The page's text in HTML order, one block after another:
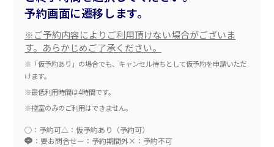
予約画面に遷移します。
※ご予約内容によりご利用頂けない場合がございま
す。あらかじめご了承ください。
※「仮予約あり」の場合でも、キャンセル待ちとして仮予約を申請いただ
けます。
※最低利用時間は4時間です。
※控室のみのご利用はできません。
○：予約可△：仮予約あり（予約可）
：要お問合せー：予約期間外×：予約不可
ベルサール三田ガーデン
ベルサール有明コンファレンスセンター
ベルサール羽田空港
日時
日付／開始・終了時間から選ぶ
時間単位で選ぶ